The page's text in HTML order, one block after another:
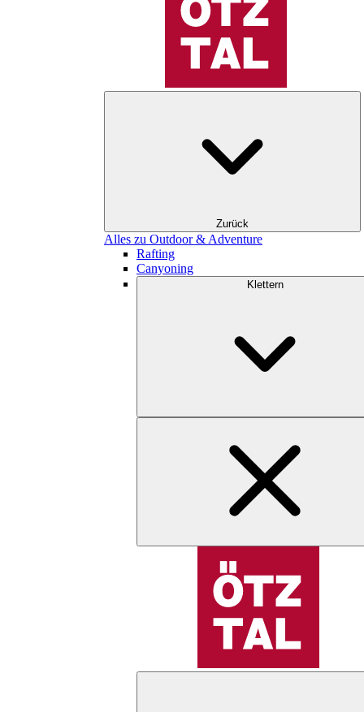
Zurück
Alles zu Outdoor & Adventure
Rafting
Canyoning
Klettern